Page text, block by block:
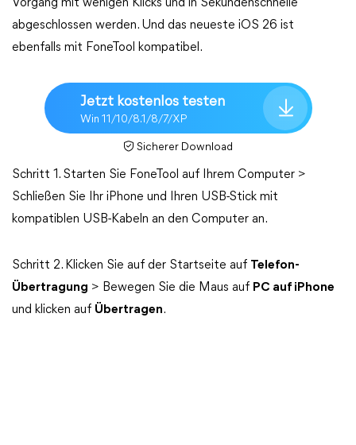
Vorgang mit wenigen Klicks und in Sekundenschnelle
abgeschlossen werden. Und das neueste iOS 26 ist
ebenfalls mit FoneTool kompatibel.
Jetzt kostenlos testen
Win 11/10/8.1/8/7/XP
Sicherer Download
Schritt 1. Starten Sie FoneTool auf Ihrem Computer >
Schließen Sie Ihr iPhone und Ihren USB-Stick mit
kompatiblen USB-Kabeln an den Computer an.
Schritt 2. Klicken Sie auf der Startseite auf Telefon-
Übertragung > Bewegen Sie die Maus auf PC auf iPhone
und klicken auf Übertragen.